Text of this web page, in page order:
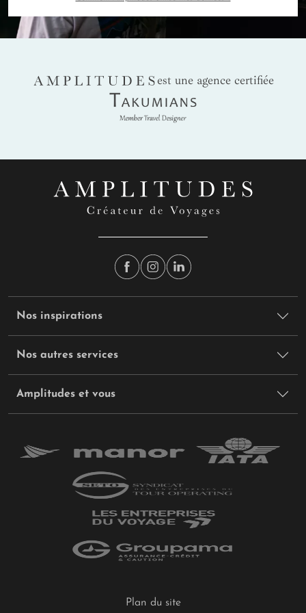
au cours de la dernière décennie. Cela a, bien sûr, des
conséquences sur l’écosystème de l’île. Poumon vert du sous-
serez surpris de ne voir que très peu de grands resorts en
bord de plage. Et tant mieux.Le Sri Lanka est une
destination résolument verte et nature
capitale pour le tourisme sri lankais. Le bouddhisme n’y est
sont vénérées et sacrées religieusement. Bouddha veille ! Et
Amplitudes aussi. Toutes nos prestations s’inscrivent dans
prestataires locaux sont soigneusement sélectionnés pour
leur professionnalisme et pour leur respect de leur pays, des
gens et de l’environnement.
AMPLITUDES
est une agence certifiée
Takumians
Nos inspirations
Nos autres services
Amplitudes et vous
Plan du site